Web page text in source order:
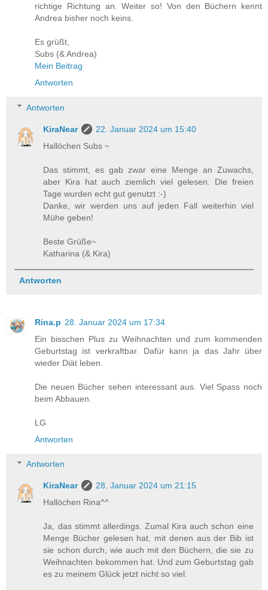
richtige Richtung an. Weiter so! Von den Büchern kennt
Andrea bisher noch keins.
Es grüßt,
Subs (& Andrea)
Mein Beitrag
Antworten
Antworten
KiraNear
22. Januar 2024 um 15:40
Hallöchen Subs ~
Das stimmt, es gab zwar eine Menge an Zuwachs,
aber Kira hat auch ziemlich viel gelesen. Die freien
Tage wurden echt gut genutzt :-)
Danke, wir werden uns auf jeden Fall weiterhin viel
Mühe geben!
Beste Grüße~
Katharina (& Kira)
Antworten
Rina.p 28. Januar 2024 um 17:34
Ein bisschen Plus zu Weihnachten und zum kommenden
Geburtstag ist verkraftbar. Dafür kann ja das Jahr über
wieder Diät leben.
Die neuen Bücher sehen interessant aus. Viel Spass noch
beim Abbauen.
LG
Antworten
Antworten
KiraNear
28. Januar 2024 um 21:15
Hallöchen Rina^^
Ja, das stimmt allerdings. Zumal Kira auch schon eine
Menge Bücher gelesen hat, mit denen aus der Bib ist
sie schon durch, wie auch mit den Büchern, die sie zu
Weihnachten bekommen hat. Und zum Geburtstag gab
es zu meinem Glück jetzt nicht so viel.